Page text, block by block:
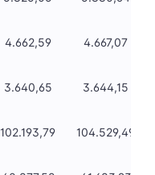
4.662,59 4.667,07
3.640,65 3.644,15
102.193,79 104.529,49